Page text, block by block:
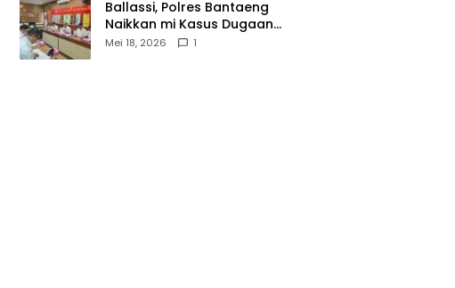
Ballassi, Polres Bantaeng
Naikkan mi Kasus Dugaan
Korupsi PDAM ke Penyidikan
Mei 18, 2026 1